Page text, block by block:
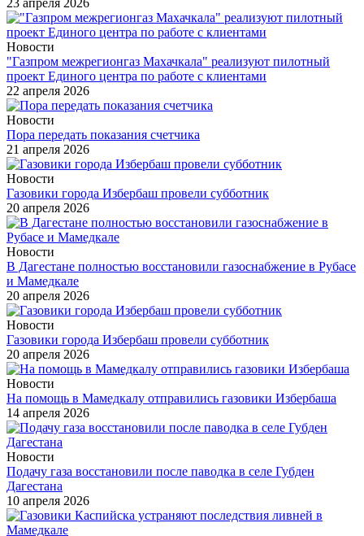
Новости
"Газпром межрегионгаз Махачкала" реализуют пилотный
проект Единого центра по работе с клиентами
22 апреля 2026
Новости
Пора передать показания счетчика
21 апреля 2026
Новости
Газовики города Избербаш провели субботник
20 апреля 2026
Новости
В Дагестане полностью восстановили газоснабжение в Рубасе
и Мамедкале
20 апреля 2026
Новости
Газовики города Избербаш провели субботник
20 апреля 2026
Новости
На помощь в Мамедкалу отправились газовики Избербаша
14 апреля 2026
Новости
Подачу газа восстановили после паводка в селе Губден
Дагестана
10 апреля 2026